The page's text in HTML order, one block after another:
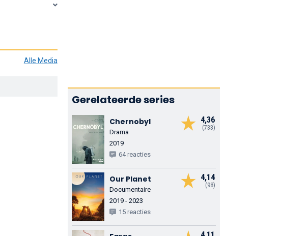
Alle Media
Gerelateerde series
4,36
(733)
Chernobyl
Drama
2019
64 reacties
4,14
(98)
Our Planet
Documentaire
2019 - 2023
15 reacties